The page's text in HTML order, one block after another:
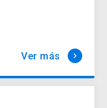
Ver más keyboard_arrow_right